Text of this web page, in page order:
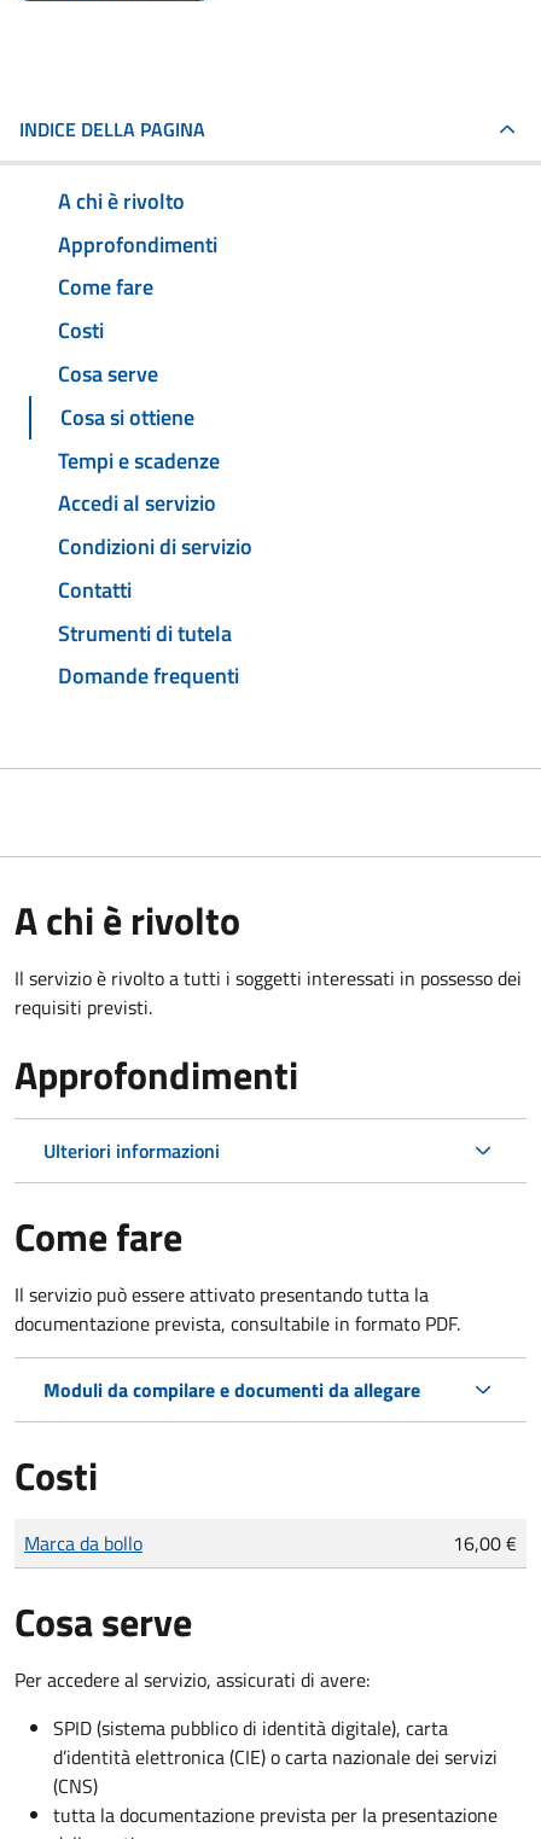
INDICE DELLA PAGINA
A chi è rivolto
Approfondimenti
Come fare
Costi
Cosa serve
Cosa si ottiene
Tempi e scadenze
Accedi al servizio
Condizioni di servizio
Contatti
Strumenti di tutela
Domande frequenti
A chi è rivolto
Il servizio è rivolto a tutti i soggetti interessati in possesso dei
requisiti previsti.
Approfondimenti
Ulteriori informazioni
Come fare
Il servizio può essere attivato presentando tutta la
documentazione prevista, consultabile in formato PDF.
Moduli da compilare e documenti da allegare
Costi
Tipo di pagamento
Importo
Marca da bollo 16,00 €
Cosa serve
Per accedere al servizio, assicurati di avere:
SPID (sistema pubblico di identità digitale), carta
d’identità elettronica (CIE) o carta nazionale dei servizi
(CNS)
tutta la documentazione prevista per la presentazione